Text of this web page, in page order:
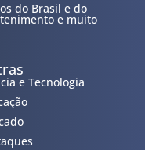
do Brasil e do
e muito
e Tecnologia